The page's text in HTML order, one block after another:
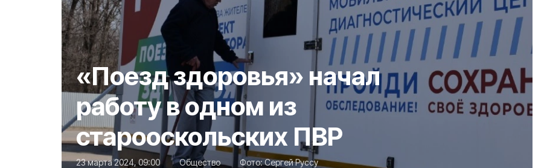
«Поезд здоровья» начал
работу в одном из
старооскольских ПВР
23 марта 2024, 09:00 Общество Фото:Сергей Руссу